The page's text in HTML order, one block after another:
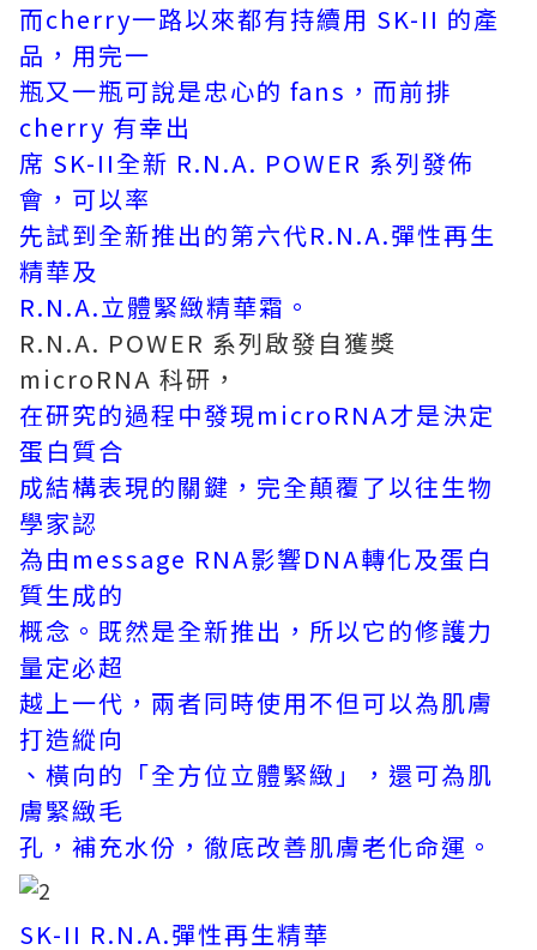
而cherry一路以來都有持續用 SK-II 的產
品，用完一
瓶又一瓶可說是忠心的 fans，而前排
cherry 有幸出
席 SK-II全新 R.N.A. POWER 系列發佈
會，可以率
先試到全新推出的第六代R.N.A.彈性再生
精華及
R.N.A.立體緊緻精華霜。
R.N.A. POWER 系列啟發自獲獎
microRNA 科研，
在研究的過程中發現microRNA才是決定
蛋白質合
成結構表現的關鍵，完全顛覆了以往生物
學家認
為由 message RNA影響DNA轉化及蛋白
質生成的
概念。 既然是全新推出，所以它的修護力
量定必超
越上一代 ，兩者同時使用不但可以為肌膚
打造縱向
、 橫向的 「全方位立體緊緻」
，還可為肌
膚緊緻毛
孔，補充水份，徹底改善肌膚老化命運。
SK-II R.N.A.彈性再生精華